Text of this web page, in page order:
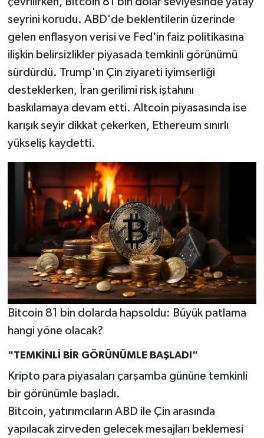
seyrini korudu. ABD'de beklentilerin üzerinde
gelen enflasyon verisi ve Fed'in faiz politikasına
ilişkin belirsizlikler piyasada temkinli görünümü
sürdürdü. Trump'ın Çin ziyareti iyimserliği
desteklerken, İran gerilimi risk iştahını
baskılamaya devam etti. Altcoin piyasasında ise
karışık seyir dikkat çekerken, Ethereum sınırlı
yükseliş kaydetti.
Bitcoin 81 bin dolarda hapsoldu: Büyük patlama
hangi yöne olacak?
"TEMKİNLİ BİR GÖRÜNÜMLE BAŞLADI"
Kripto para piyasaları çarşamba gününe temkinli
bir görünümle başladı.
Bitcoin, yatırımcıların ABD ile Çin arasında
yapılacak zirveden gelecek mesajları beklemesi